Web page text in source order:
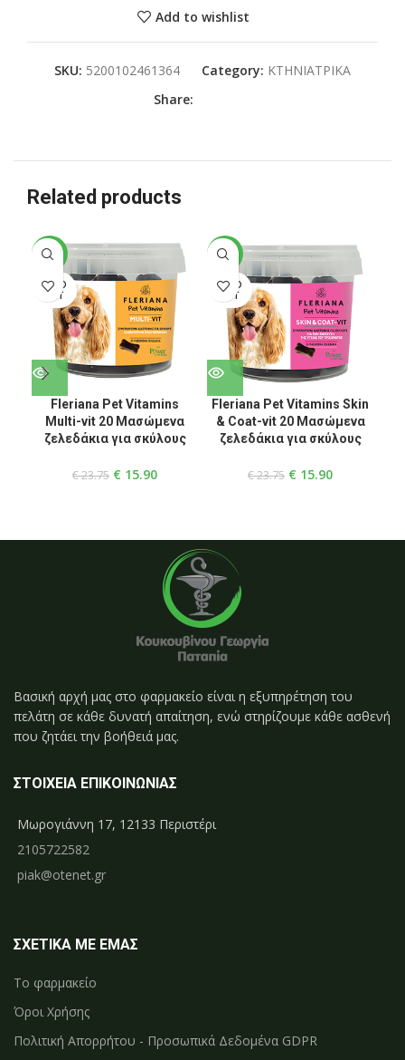
Add to wishlist
SKU: 5200102461364 Category: ΚΤΗΝΙΑΤΡΙΚΑ
Share:
Related products
-33%
SOLD
OUT
Fleriana Pet Vitamins
Multi-vit 20 Μασώμενα
ζελεδάκια για σκύλους
€23.75 € 15.90
-33%
SOLD
OUT
Fleriana Pet Vitamins Skin
& Coat-vit 20 Μασώμενα
ζελεδάκια για σκύλους
€23.75 € 15.90
Βασική αρχή μας στο φαρμακείο είναι η εξυπηρέτηση του
πελάτη σε κάθε δυνατή απαίτηση, ενώ στηρίζουμε κάθε ασθενή
που ζητάει την βοήθειά μας.
ΣΤΟΙΧΕΙΑ ΕΠΙΚΟΙΝΩΝΙΑΣ
Μωρογιάννη 17, 12133 Περιστέρι
2105722582
piak@otenet.gr
ΣΧΕΤΙΚΑ ΜΕ ΕΜΑΣ
Το φαρμακείο
Όροι Χρήσης
Πολιτική Απορρήτου - Προσωπικά Δεδομένα GDPR